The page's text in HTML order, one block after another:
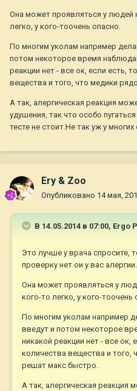
Она может проявляться у людей
легко, у кого-тоочень опасно.
По многим уколам например
потом некоторое время
реакции нет - все ок, если есть,
вещества и того, что медики
А так, алергическая реакция
удушения, так что особо
тесте не стоит.Не так уж у многих
Ery & Zoo
Опубликовано 14 мая,
В 14.05.2014 в 07:00, Ergo
Это лучше у врача спросите,
проверку нет ои у вас алергии.
Она может проявляться у
кого-то легко, у кого-тоочень
По многим уколам например
введут и потом некоторое
никакой реакции нет - все ок,
количества вещества и
решат макс быстро.
А так, алергическая реакция